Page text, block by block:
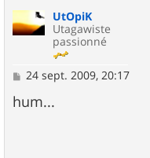
UtOpiK
Utagawiste
passionné
M
s
s
24 sept. 2009, 20:17
hum...